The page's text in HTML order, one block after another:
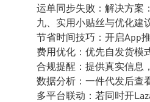
运单同步失败：解决方案
九、实用小贴丝与优化建
节省时间技巧：开启App
费用优化：优先自发货模
合规提醒：提供真实信息
数据分析：一件代发后查
多平台联动：若同时开